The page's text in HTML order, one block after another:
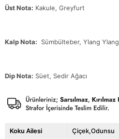
Üst Nota: Kakule, Greyfurt
Kalp Nota: Sümbülteber, Ylang Ylang
Dip Nota: Süet, Sedir Ağacı
Koku Ailesi Çiçek,Odunsu